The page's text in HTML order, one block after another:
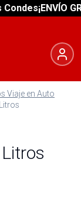
¡ENVÍO
Viaje en Auto